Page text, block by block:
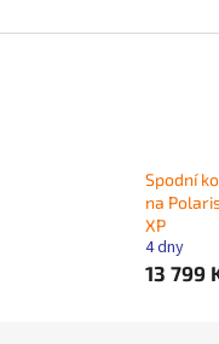
Spodní
na
XP
4 dny
13 799